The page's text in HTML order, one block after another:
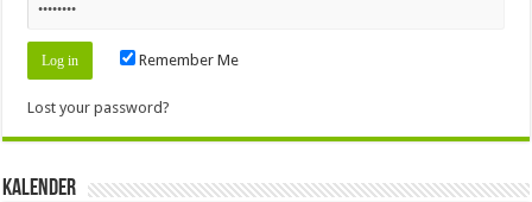
Remember Me
Lost your password?
Kalender